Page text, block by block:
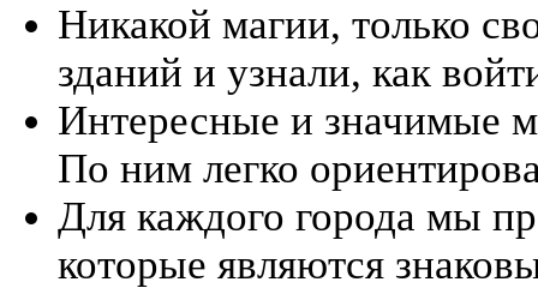
Никакой магии, только
зданий и узнали, как
Интересные и значимые
По ним легко
Для каждого города мы
которые являются